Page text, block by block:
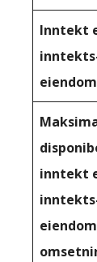
Inntekt
inntekt